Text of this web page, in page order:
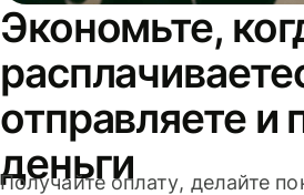
Экономьте,
отправляете и
деньги
Получайте оплату, делайте